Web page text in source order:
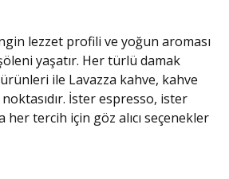
lezzet profili ve yoğun aroması
yaşatır. Her türlü damak
ile Lavazza kahve, kahve
İster espresso, ister
her tercih için göz alıcı seçenekler